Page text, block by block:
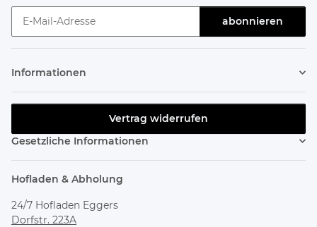
abonnieren
Informationen
Vertrag widerrufen
Gesetzliche Informationen
Hofladen & Abholung
24/7 Hofladen Eggers
Dorfstr. 223A